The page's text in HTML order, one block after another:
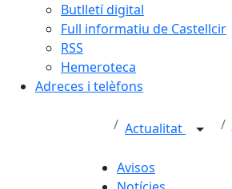
Butlletí digital
Full informatiu de Castellcir
RSS
Hemeroteca
Adreces i telèfons
Actualitat
Avisos